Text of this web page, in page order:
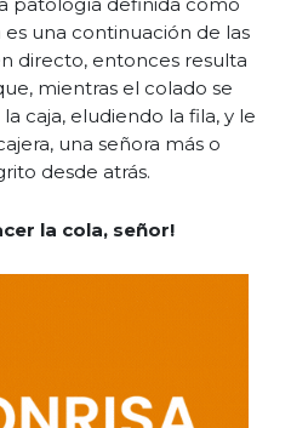
es una continuación de las
directo, entonces resulta
mientras el colado se
caja, eludiendo la fila, y le
una señora más o
desde atrás.
la cola, señor!